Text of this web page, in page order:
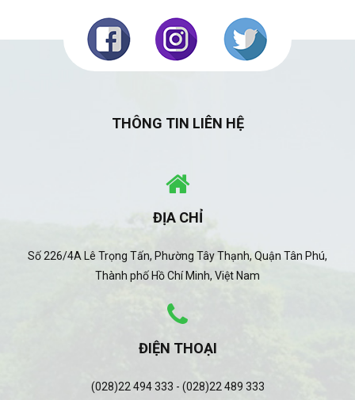
THÔNG TIN LIÊN HỆ
ĐỊA CHỈ
Số 226/4A Lê Trọng Tấn, Phường Tây Thạnh, Quận Tân Phú,
Thành phố Hồ Chí Minh, Việt Nam
ĐIỆN THOẠI
(028)22 494 333 - (028)22 489 333